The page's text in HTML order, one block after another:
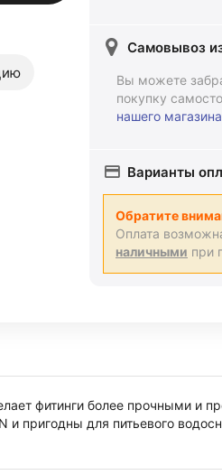
Самовывоз
Вы можете
покупку
нашего магазина
Варианты
Обратите
Оплата
наличными при
фитинги более прочными и
и пригодны для питьевого